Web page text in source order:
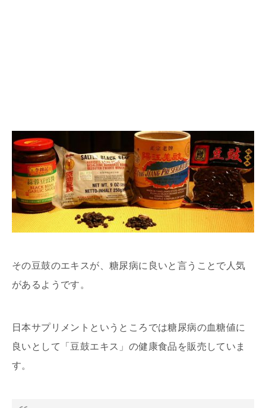
その豆鼓のエキスが、糖尿病に良いと言うことで人気
があるようです。
日本サプリメントというところでは糖尿病の血糖値に
良いとして「豆鼓エキス」の健康食品を販売していま
す。